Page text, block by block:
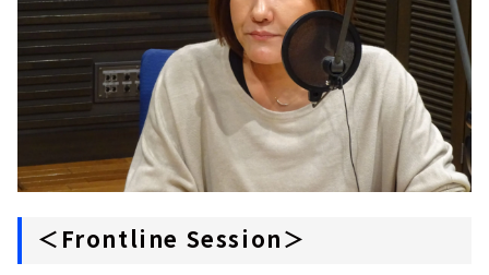
＜Frontline Session＞